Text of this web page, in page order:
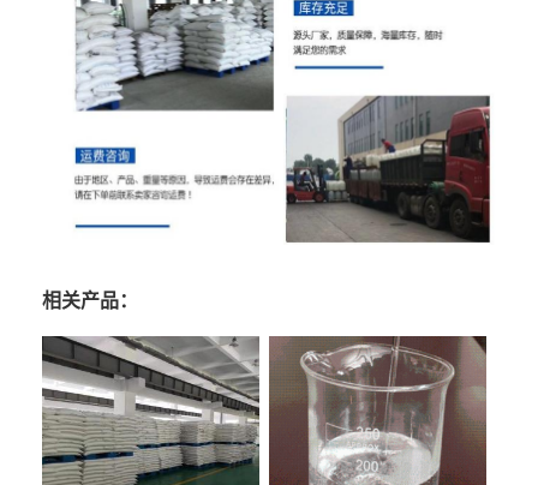
相关产品：